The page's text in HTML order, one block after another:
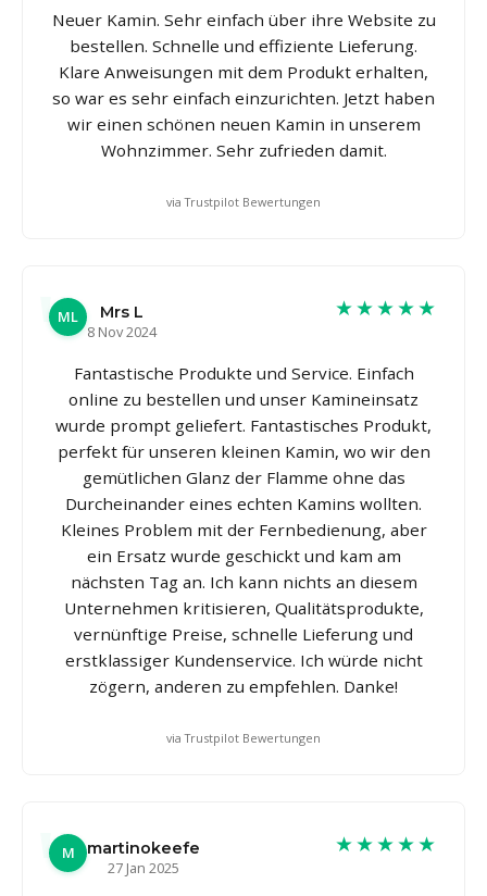
Neuer Kamin. Sehr einfach über ihre Website zu
bestellen. Schnelle und effiziente Lieferung.
Klare Anweisungen mit dem Produkt erhalten,
so war es sehr einfach einzurichten. Jetzt haben
wir einen schönen neuen Kamin in unserem
Wohnzimmer. Sehr zufrieden damit.
via Trustpilot Bewertungen
ML
Mrs L
8 Nov 2024
★★★★★
Fantastische Produkte und Service. Einfach
online zu bestellen und unser Kamineinsatz
wurde prompt geliefert. Fantastisches Produkt,
perfekt für unseren kleinen Kamin, wo wir den
gemütlichen Glanz der Flamme ohne das
Durcheinander eines echten Kamins wollten.
Kleines Problem mit der Fernbedienung, aber
ein Ersatz wurde geschickt und kam am
nächsten Tag an. Ich kann nichts an diesem
Unternehmen kritisieren, Qualitätsprodukte,
vernünftige Preise, schnelle Lieferung und
erstklassiger Kundenservice. Ich würde nicht
zögern, anderen zu empfehlen. Danke!
via Trustpilot Bewertungen
M
martinokeefe
27 Jan 2025
★★★★★